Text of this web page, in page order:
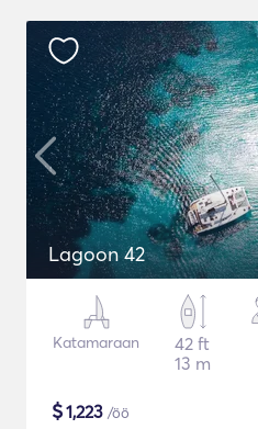
Lagoon 42
Katamaraan
42 ft
13 m
$1,223 /öö